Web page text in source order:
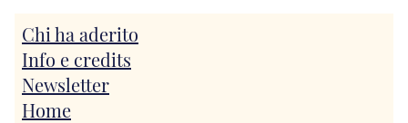
Chi ha aderito
Info e credits
Newsletter
Home